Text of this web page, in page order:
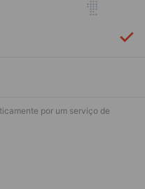
Faça login
por um serviço de